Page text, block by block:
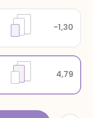
4,79
-1,30